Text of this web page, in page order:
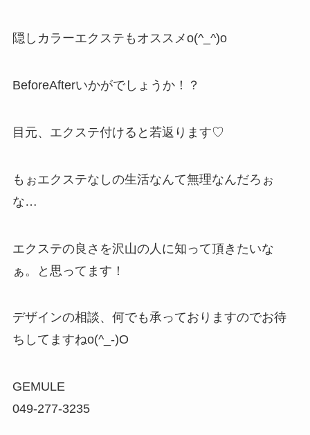
隠しカラーエクステもオススメo(^_^)o
BeforeAfterいかがでしょうか！？
目元、エクステ付けると若返ります♡
もぉエクステなしの生活なんて無理なんだろぉ
な…
エクステの良さを沢山の人に知って頂きたいな
ぁ。と思ってます！
デザインの相談、何でも承っておりますのでお待
ちしてますねo(^_-)O
GEMULE
049-277-3235